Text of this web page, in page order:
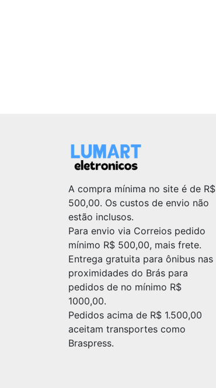
A compra mínima no site é de R$
500,00. Os custos de envio não
estão inclusos.
Para envio via Correios pedido
mínimo R$ 500,00, mais frete.
Entrega gratuita para ônibus nas
proximidades do Brás para
pedidos de no mínimo R$
1000,00.
Pedidos acima de R$ 1.500,00
aceitam transportes como
Braspress.